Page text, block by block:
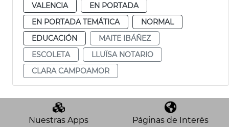
VALENCIA
EN PORTADA
EN PORTADA TEMÁTICA
NORMAL
EDUCACIÓN
MAITE IBÁÑEZ
ESCOLETA
LLUÏSA NOTARIO
CLARA CAMPOAMOR
Nuestras Apps Páginas de Interés